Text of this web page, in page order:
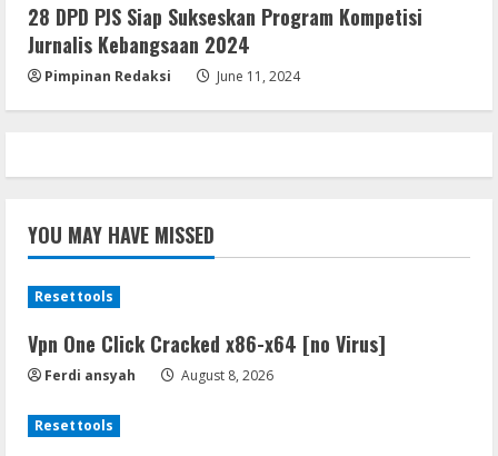
28 DPD PJS Siap Sukseskan Program Kompetisi
Jurnalis Kebangsaan 2024
Pimpinan Redaksi June 11, 2024
YOU MAY HAVE MISSED
Resettools
Vpn One Click Cracked x86-x64 [no Virus]
Ferdi ansyah August 8, 2026
Resettools